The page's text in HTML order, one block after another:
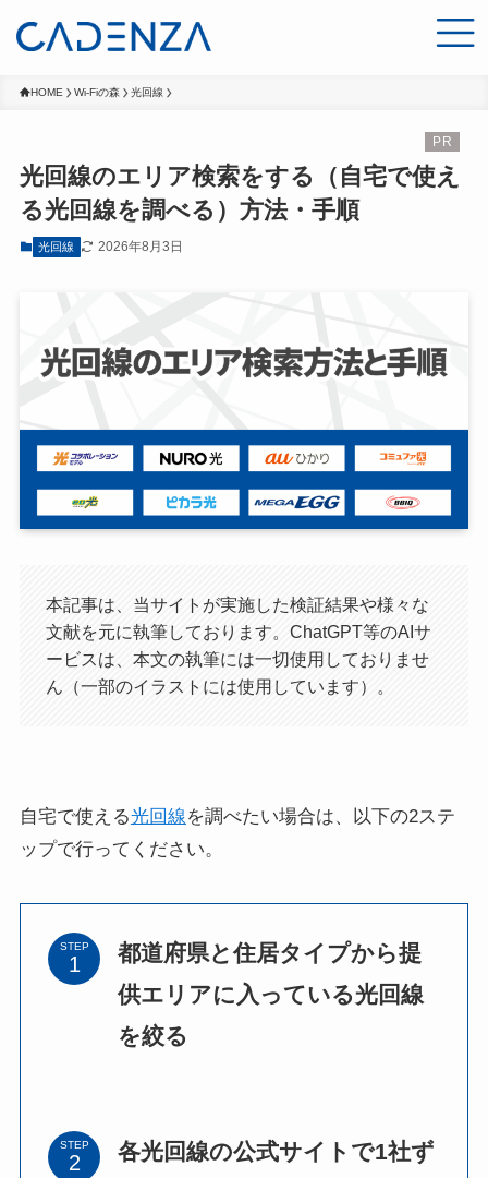
HOME Wi-Fiの森 光回線
光回線のエリア検索をする（自宅で使え
る光回線を調べる）方法・手順
光回線 2026年8月3日
本記事は、当サイトが実施した検証結果や様々な
文献を元に執筆しております。ChatGPT等のAIサ
ービスは、本文の執筆には一切使用しておりませ
ん（一部のイラストには使用しています）。
自宅で使える光回線を調べたい場合は、以下の2ステ
ップで行ってください。
STEP
都道府県と住居タイプから提
供エリアに入っている光回線
を絞る
STEP
各光回線の公式サイトで1社ず